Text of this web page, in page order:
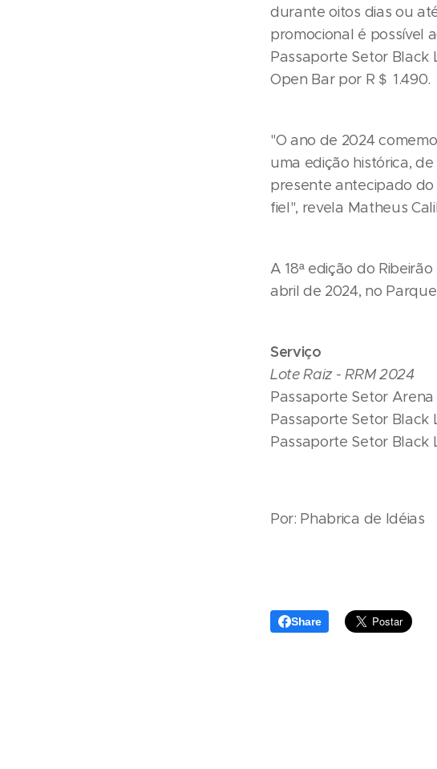
durante oitos dias ou
promocional é possível
Passaporte Setor Black
Open Bar por R＄ 1.490.
"O ano de 2024
uma edição histórica, de
presente antecipado
fiel", revela Matheus
A 18ª edição do
abril de 2024, no
Serviço
Lote Raiz - RRM 2024
Passaporte Setor Arena
Passaporte Setor Black
Passaporte Setor Black
Por: Phabrica de Idéias
Share